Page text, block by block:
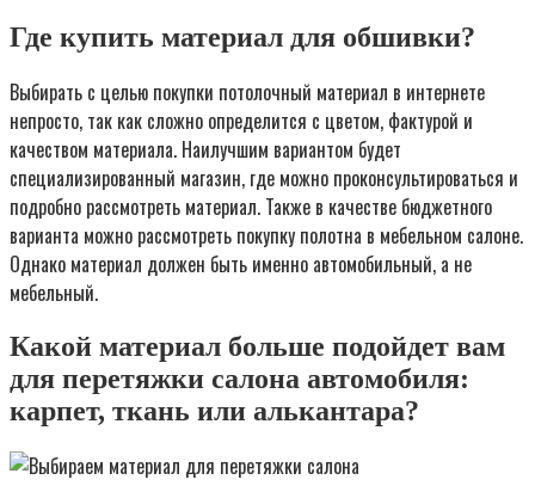
Где купить материал для обшивки?
Выбирать с целью покупки потолочный материал в интернете
непросто, так как сложно определится с цветом, фактурой и
качеством материала. Наилучшим вариантом будет
специализированный магазин, где можно проконсультироваться и
подробно рассмотреть материал. Также в качестве бюджетного
варианта можно рассмотреть покупку полотна в мебельном салоне.
Однако материал должен быть именно автомобильный, а не
мебельный.
Какой материал больше подойдет вам
для перетяжки салона автомобиля:
карпет, ткань или алькантара?